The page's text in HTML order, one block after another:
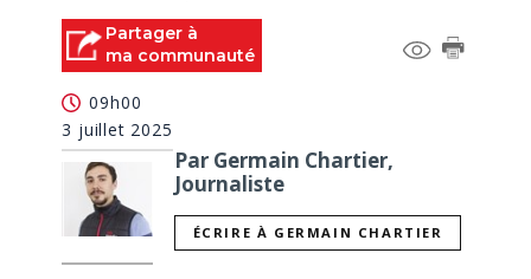
Partager à
ma communauté
09h00
3 juillet 2025
Par Germain Chartier,
Journaliste
ÉCRIRE À GERMAIN CHARTIER